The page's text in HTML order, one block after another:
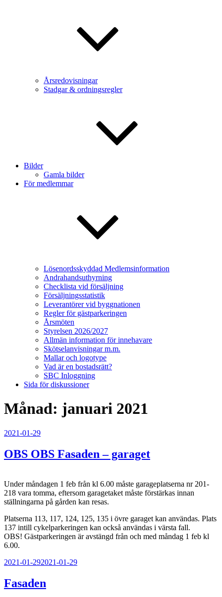
Årsredovisningar
Stadgar & ordningsregler
Bilder
Gamla bilder
För medlemmar
Lösenordsskyddad Medlemsinformation
Andrahandsuthyrning
Checklista vid försäljning
Försäljningsstatistik
Leverantörer vid byggnationen
Regler för gästparkeringen
Årsmöten
Styrelsen 2026/2027
Allmän information för innehavare
Skötselanvisningar m.m.
Mallar och logotype
Vad är en bostadsrätt?
SBC Inloggning
Sida för diskussioner
Månad: januari 2021
Publicerat
2021-01-29
OBS OBS Fasaden – garaget
Under måndagen 1 feb från kl 6.00 måste garageplatserna nr 201-
218 vara tomma, eftersom garagetaket måste förstärkas innan
ställningarna på gården kan resas.
Platserna 113, 117, 124, 125, 135 i övre garaget kan användas. Plats
137 intill cykelparkeringen kan också användas i värsta fall.
OBS! Gästparkeringen är avstängd från och med måndag 1 feb kl
6.00.
Publicerat
2021-01-292021-01-29
Fasaden